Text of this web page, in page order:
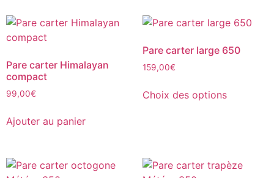
Pare carter Himalayan
compact
99,00€
Ajouter au panier
Pare carter large 650
159,00€
Choix des options